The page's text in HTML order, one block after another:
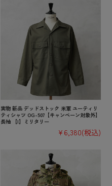
実物 新品 デッドストック 米軍 ユーティリ
ティシャツ OG-507【キャンペーン対象外】
長袖 【I】ミリタリー
¥6,380(税込)